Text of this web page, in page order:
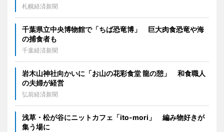
札幌経済新聞
千葉県立中央博物館で「ちば恐竜博」 巨大肉食恐竜や海
の捕食者も
千葉経済新聞
岩木山神社向かいに「お山の花彩食堂 龍の憩」 和食職人
の夫婦が経営
弘前経済新聞
浅草・松が谷にニットカフェ「ito-mori」 編み物好きが
集う場に